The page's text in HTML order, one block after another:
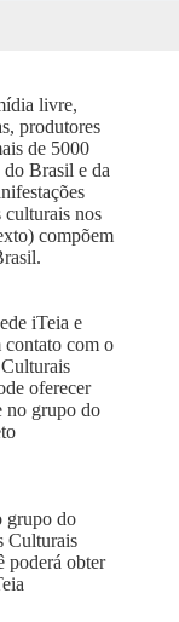
livre,
produtores
de 5000
do Brasil e da
culturais nos
compõem
iTeia e
contato com o
oferecer
no grupo do
grupo do
Culturais
poderá obter